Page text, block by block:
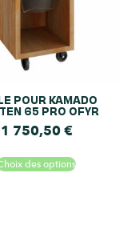
POUR KAMADO
65 PRO OFYR
1 750,50€
des options